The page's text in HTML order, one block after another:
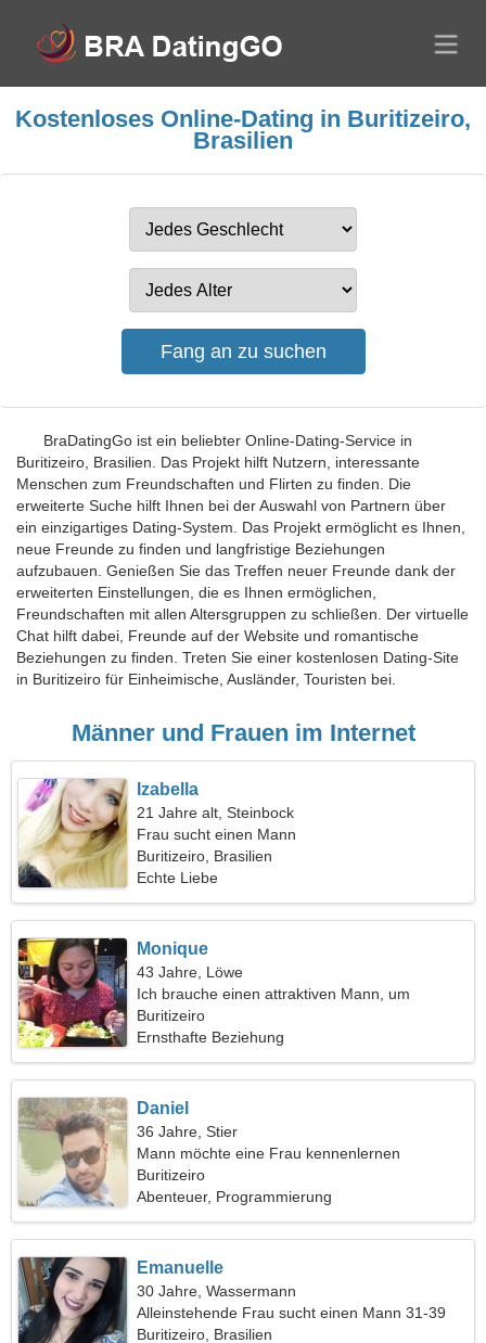
Kostenloses Online-Dating in Buritizeiro,
Brasilien
BraDatingGo ist ein beliebter Online-Dating-Service in
Buritizeiro, Brasilien. Das Projekt hilft Nutzern, interessante
Menschen zum Freundschaften und Flirten zu finden. Die
erweiterte Suche hilft Ihnen bei der Auswahl von Partnern über
ein einzigartiges Dating-System. Das Projekt ermöglicht es Ihnen,
neue Freunde zu finden und langfristige Beziehungen
aufzubauen. Genießen Sie das Treffen neuer Freunde dank der
erweiterten Einstellungen, die es Ihnen ermöglichen,
Freundschaften mit allen Altersgruppen zu schließen. Der virtuelle
Chat hilft dabei, Freunde auf der Website und romantische
Beziehungen zu finden. Treten Sie einer kostenlosen Dating-Site
in Buritizeiro für Einheimische, Ausländer, Touristen bei.
Männer und Frauen im Internet
Izabella
21 Jahre alt, Steinbock
Frau sucht einen Mann
Buritizeiro, Brasilien
Echte Liebe
Monique
43 Jahre, Löwe
Ich brauche einen attraktiven Mann, um
zusammen zu reisen
Buritizeiro
Ernsthafte Beziehung
Daniel
36 Jahre, Stier
Mann möchte eine Frau kennenlernen
Buritizeiro
Abenteuer, Programmierung
Emanuelle
30 Jahre, Wassermann
Alleinstehende Frau sucht einen Mann 31-39
Buritizeiro, Brasilien